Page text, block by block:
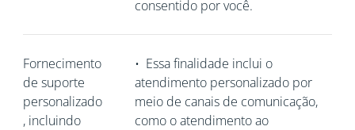
consentido por você.
Fornecimento
de suporte
personalizado
, incluindo
• Essa finalidade inclui o
atendimento personalizado por
meio de canais de comunicação,
como o atendimento ao